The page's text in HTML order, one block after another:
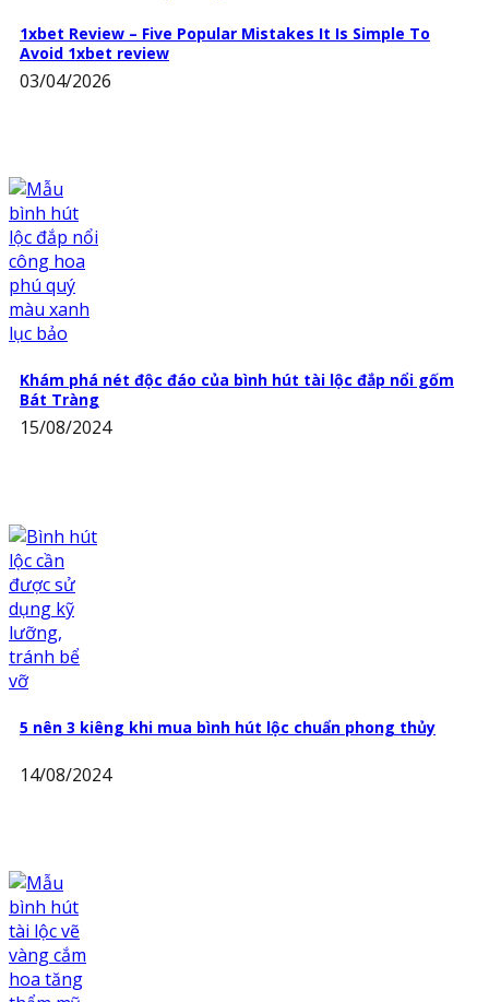
1xbet Review – Five Popular Mistakes It Is Simple To
Avoid 1xbet review
03/04/2026
Khám phá nét độc đáo của bình hút tài lộc đắp nổi gốm
Bát Tràng
15/08/2024
5 nên 3 kiêng khi mua bình hút lộc chuẩn phong thủy
14/08/2024